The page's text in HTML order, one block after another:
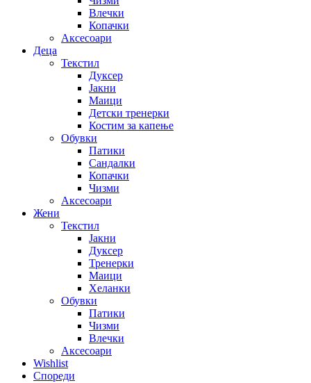
Влечки
Копачки
Аксесоари
Деца
Текстил
Дуксер
Јакни
Маици
Детски тренерки
Костим за капење
Обувки
Патики
Сандалки
Копачки
Чизми
Аксесоари
Жени
Текстил
Јакни
Дуксер
Тренерки
Маици
Хеланки
Обувки
Патики
Чизми
Влечки
Аксесоари
Wishlist
Спореди